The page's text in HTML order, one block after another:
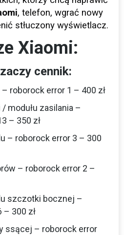
, telefon, wgrać nowy
stłuczony wyświetlacz.
Xiaomi:
cennik:
roborock error 1 – 400 zł
modułu zasilania –
– 350 zł
– roborock error 3 – 300
– roborock error 2 –
szczotki bocznej –
– 300 zł
ssącej – roborock error